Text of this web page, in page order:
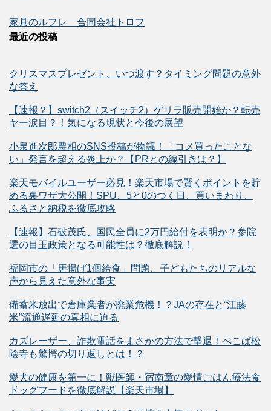
家具のルフレ 合同会社トロフ
最近の投稿
クリスマスプレゼント、いつ渡す？タイミング問題の意外
な答え
【速報？】switch2（スイッチ2）ゲリラ販売開始か？転売
ヤー涙目？！気になる現状と今後の展望
小泉進次郎農相のSNS投稿が物議！「コメ買ったことな
い」発言を超える炎上か？【PRとの線引きは？】
楽天モバイルユーザー必見！楽天市場で賢くポイントを貯
める裏ワザ大公開！SPU、5と0のつく日、買いまわり、
ふるさと納税を徹底攻略
【速報】石破茂氏、国民全員に2万円給付を表明か？参院
選の目玉政策となる可能性は？徹底解説！
福岡市の「唐揚げ1個給食」問題、子どもたちのリアルな
声から見えた意外な事実
備蓄米放出で倉庫業者が廃業危機！？JAの存在と“江藤
米”流通遅延の真相に迫る
カズレーザー、詐欺電話をまさかの方法で撃退！ぺこぱ松
陰寺も驚愕の切り返しとは！？
愛犬の健康を第一に！獣医師・宿南章の愛情ごはん療法食
ドッグフードを徹底解説【楽天市場】